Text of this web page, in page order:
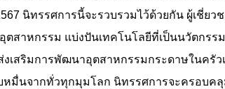
นิทรรศการนี้จะรวบรวมไว้ด้วยกัน ผู้เชี่ย
าหกรรม แบ่งปันเทคโนโลยีที่เป็นนวัตกร
งเสริมการพัฒนาอุตสาหกรรมกระดาษในค
มื่นจากทั่วทุกมุมโลก นิทรรศการจะครอบ